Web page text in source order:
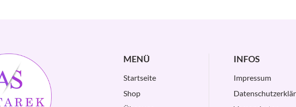
MENÜ
Startseite
Shop
INFOS
Impressum